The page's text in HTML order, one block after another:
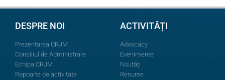
DESPRE NOI
Prezentarea CRJM
Consiliul de Administrare
Echipa CRJM
Rapoarte de activitate
ACTIVITĂȚI
Advocacy
Evenimente
Noutăți
Resurse